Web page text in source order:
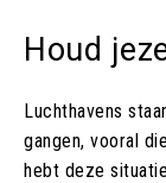
Houd
Luchthavens
gangen, vooral
hebt deze